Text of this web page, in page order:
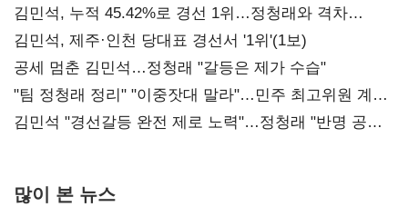
김민석, 누적 45.42%로 경선 1위…정청래와 격차
0.86%p(2보)
김민석, 제주·인천 당대표 경선서 '1위'(1보)
공세 멈춘 김민석…정청래 "갈등은 제가 수습"
"팀 정청래 정리" "이중잣대 말라"…민주 최고위원 계파
다툼 격화
김민석 "경선갈등 완전 제로 노력"…정청래 "반명 공세
많이 본 뉴스